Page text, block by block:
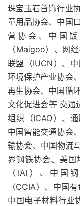
珠宝玉石首饰行业
童用品协会、中国
营协会、中国
（Maigoo）、网
联盟（IUCN）、
环境保护产业协会
再生协会、中国循
文化促进会等 交通
组织（ICAO）、
中国智能交通协会
输协会、中国物流
界钢铁协会、美国
（IAI）、中国
（CCIA）、中国
中国电子材料行业